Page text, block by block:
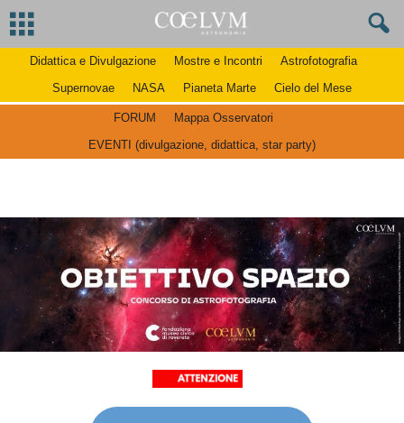
Didattica e Divulgazione Mostre e Incontri
Astrofotografia
Supernovae
NASA Pianeta Marte Cielo del Mese
FORUM
Mappa Osservatori
EVENTI (divulgazione, didattica, star party)